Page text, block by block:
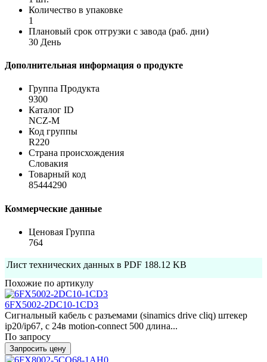
Количество в упаковке
1
Плановый срок отгрузки с завода (раб. дни)
30 День
Дополнительная информация о продукте
Группа Продукта
9300
Каталог ID
NCZ-M
Код группы
R220
Страна происхождения
Словакия
Товарный код
85444290
Коммерческие данные
Ценовая Группа
764
Лист технических данных в PDF 188.12 KB
Похожие по артикулу
6FX5002-2DC10-1CD3
Сигнальный кабель с разъемами (sinamics drive cliq) штекер
ip20/ip67, с 24в motion-connect 500 длина...
По запросу
Запросить цену